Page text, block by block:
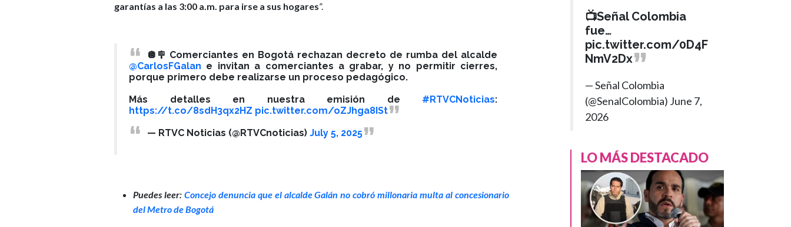
garantías a las 3:00 a.m. para irse a sus hogares”.
🪩🪧 Comerciantes en Bogotá rechazan decreto de rumba del alcalde
@CarlosFGalan e invitan a comerciantes a grabar, y no permitir cierres,
porque primero debe realizarse un proceso pedagógico.
Más detalles en nuestra emisión de #RTVCNoticias:
https://t.co/8sdH3qx2HZ pic.twitter.com/oZJhga8ISt
— RTVC Noticias (@RTVCnoticias) July 5, 2025
Puedes leer:Concejo denuncia que el alcalde Galán no cobró millonaria multa al concesionario
del Metro de Bogotá
📺Señal Colombia
fue…
pic.twitter.com/0D4F
NmV2Dx
— Señal Colombia
(@SenalColombia) June 7,
2026
LO MÁS DESTACADO